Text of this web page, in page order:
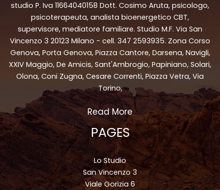
studio P. Iva 11664040158 Dott. Cosimo Aruta, psicologo,
psicoterapeuta, analista bioenergetico CBT,
supervisore, mediatore familiare. Studio M.F. Via San
Vincenzo 3 20123 Milano - cell. 347 2593935. Zona Corso
Genova, Porta Genova, Piazza Cantore, Darsena, Navigli,
XXIV Maggio, De Amicis, Sant'Ambrogio, Papiniano, Solari,
Olona, Coni Zugna, Cesare Correnti, Piazza Vetra, Via
Torino,
Read More
PAGES
Lo Studio
San Vincenzo 3
Viale Gorizia 6